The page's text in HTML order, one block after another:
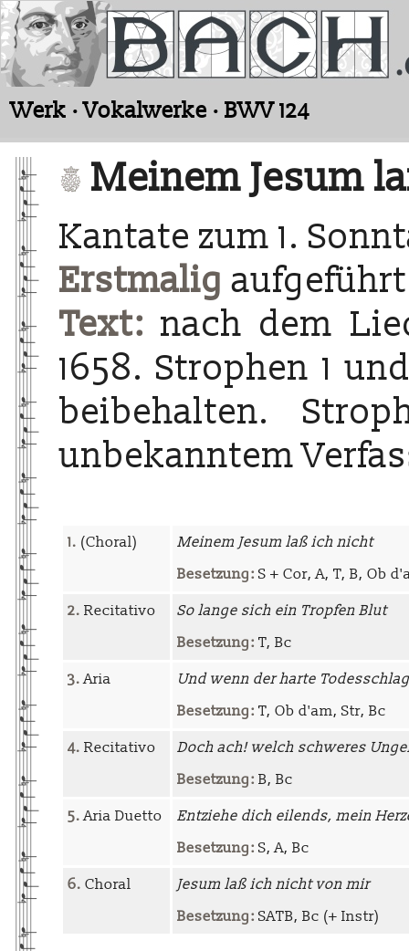
Werk · Vokalwerke · BWV 124
Meinem Jesum
Kantate zum 1.
Erstmalig aufgeführt
Text: nach dem
1658. Strophen 1
beibehalten.
unbekanntem
1. (Choral)
Meinem Jesum laß ich nicht
Besetzung: S + Cor, A, T, B, Ob
2. Recitativo
So lange sich ein Tropfen Blut
Besetzung: T, Bc
3.Aria
Und wenn der harte Todesschlag
Besetzung: T, Ob d'am, Str, Bc
4. Recitativo
Doch ach! welch schweres
Besetzung: B, Bc
5.Aria Duetto
Entziehe dich eilends, mein
Besetzung: S, A, Bc
6. Choral
Jesum laß ich nicht von mir
Besetzung: SATB, Bc (+ Instr)